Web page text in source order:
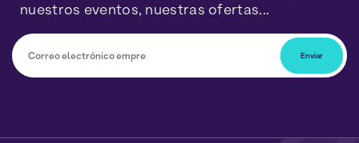
nuestros eventos, nuestras ofertas...
datos serán tratados de acuerdo con nuestra Política